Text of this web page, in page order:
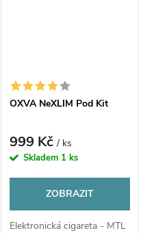
OXVA NeXLIM Pod Kit
999 Kč/ ks
Skladem 1 ks
ZOBRAZIT
Elektronická cigareta - MTL